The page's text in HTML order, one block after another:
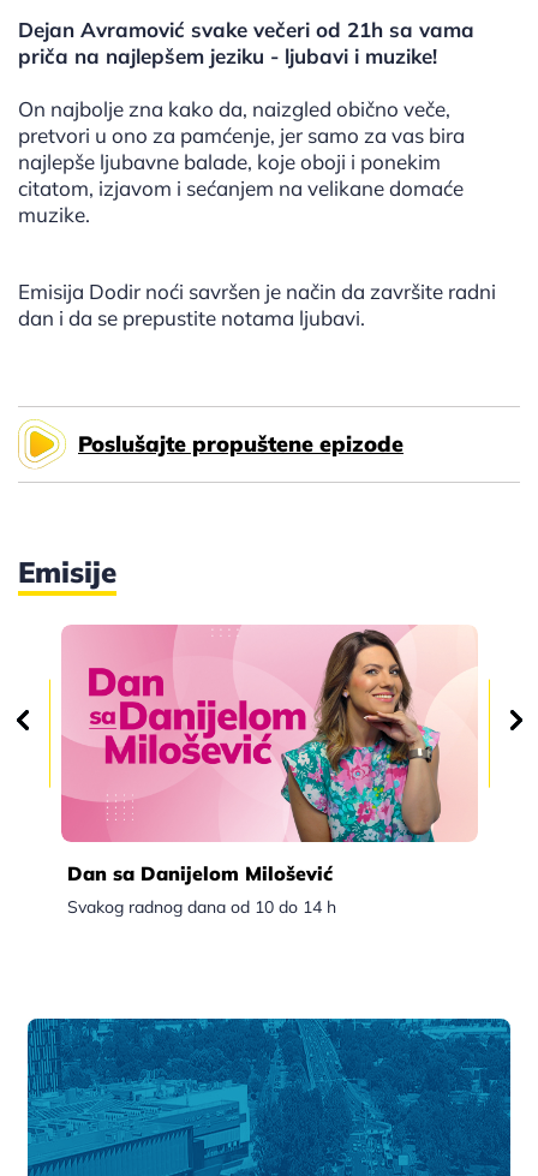
Dejan Avramović svake večeri od 21h sa vama
priča na najlepšem jeziku - ljubavi i muzike!
On najbolje zna kako da, naizgled obično veče,
pretvori u ono za pamćenje, jer samo za vas bira
najlepše ljubavne balade, koje oboji i ponekim
citatom, izjavom i sećanjem na velikane domaće
muzike.
Emisija Dodir noći savršen je način da završite radni
dan i da se prepustite notama ljubavi.
Poslušajte propuštene epizode
Emisije
Dan sa Danijelom Milošević
Svakog radnog dana od 10 do 14 h